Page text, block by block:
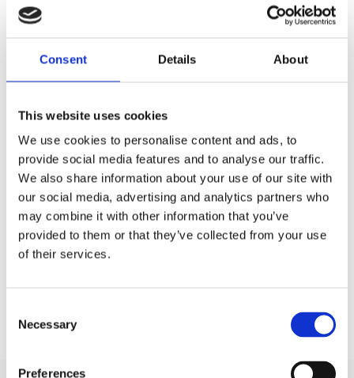
Consent Details About
This website uses cookies
We use cookies to personalise content and ads, to
provide social media features and to analyse our traffic.
We also share information about your use of our site with
our social media, advertising and analytics partners who
may combine it with other information that you’ve
provided to them or that they’ve collected from your use
of their services.
Selection
Necessary
Preferences
Dimensioner 260 x 134 x 44.5 mm
Bilstereo / Slutsteg /Multikanal
Varumärken / Cerwin-Vega /Slutsteg
Grundshoppen / Varumärken / Cerwin-Vega
Produktinformation
SKU: SRPM1100.5D
Prishistorik